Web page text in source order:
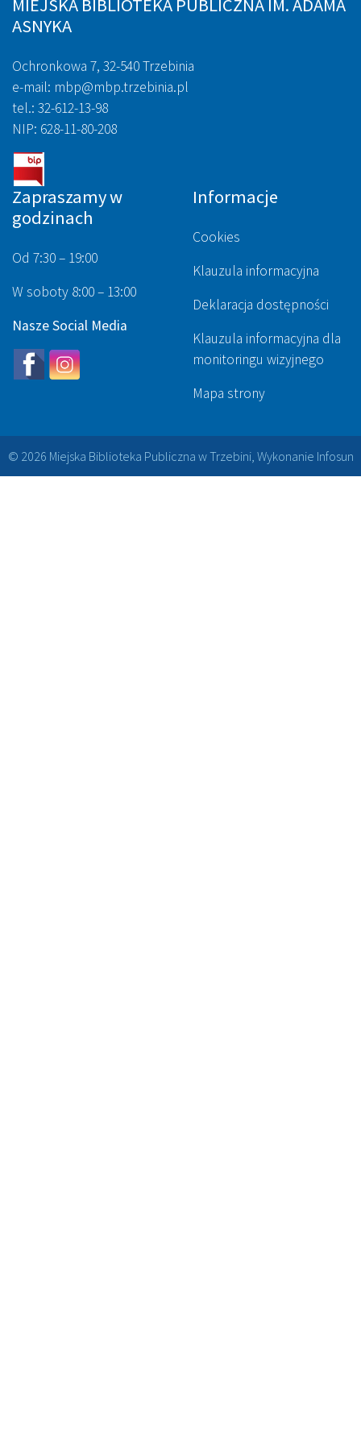
MIEJSKA BIBLIOTEKA PUBLICZNA IM. ADAMA
ASNYKA
Ochronkowa 7, 32-540 Trzebinia
e-mail: mbp@mbp.trzebinia.pl
tel.: 32-612-13-98
NIP: 628-11-80-208
Zapraszamy w
godzinach
Od 7:30 – 19:00
W soboty 8:00 – 13:00
Nasze Social Media
Informacje
Cookies
Klauzula informacyjna
Deklaracja dostępności
Klauzula informacyjna dla
monitoringu wizyjnego
Mapa strony
© 2026 Miejska Biblioteka Publiczna w Trzebini, Wykonanie Infosun